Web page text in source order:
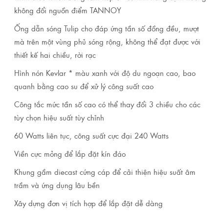
không đổi nguồn điểm TANNOY
Ống dẫn sóng Tulip cho đáp ứng tần số đồng đều, mượt
mà trên một vùng phủ sóng rộng, không thể đạt được với
thiết kế hai chiều, rời rạc
Hình nón Kevlar * màu xanh với độ du ngoạn cao, bao
quanh bằng cao su để xử lý công suất cao
Công tắc mức tần số cao có thể thay đổi 3 chiều cho các
tùy chọn hiệu suất tùy chỉnh
60 Watts liên tục, công suất cực đại 240 Watts
Viền cực mỏng để lắp đặt kín đáo
Khung gầm diecast cứng cáp để cải thiện hiệu suất âm
trầm và ứng dụng lâu bền
Xây dựng đơn vị tích hợp để lắp đặt dễ dàng